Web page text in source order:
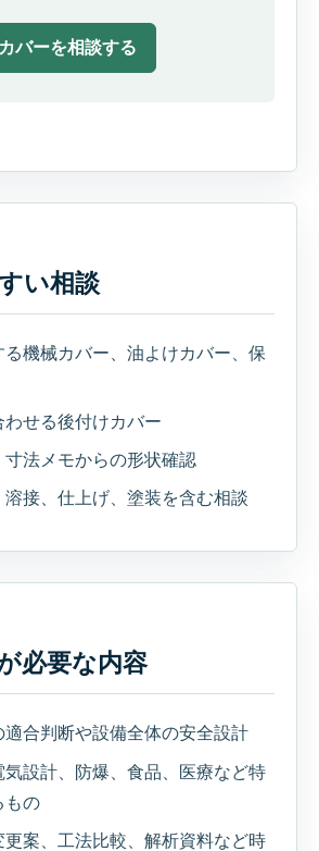
バーを相談する
い相談
る機械カバー、油よけカバー、保
わせる後付けカバー
寸法メモからの形状確認
溶接、仕上げ、塗装を含む相談
必要な内容
適合判断や設備全体の安全設計
気設計、防爆、食品、医療など特
もの
更案、工法比較、解析資料など時